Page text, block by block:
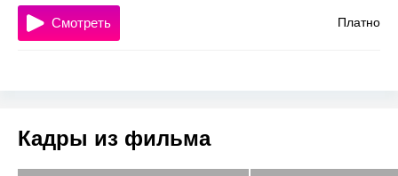
Платно
Смотреть
Кадры из фильма